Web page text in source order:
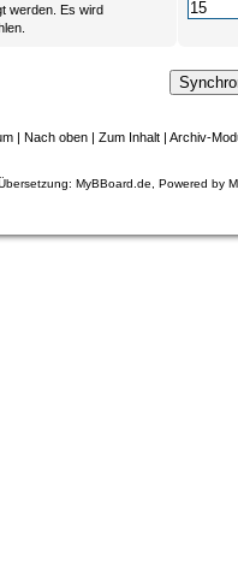
werden. Es wird
| Nach oben | Zum Inhalt | Archiv-
MyBBoard.de , Powered by